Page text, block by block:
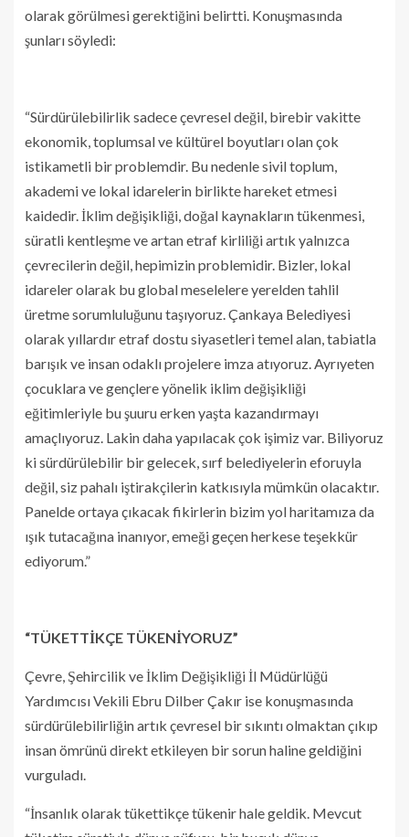
olarak görülmesi gerektiğini belirtti. Konuşmasında
şunları söyledi:
“Sürdürülebilirlik sadece çevresel değil, birebir vakitte
ekonomik, toplumsal ve kültürel boyutları olan çok
istikametli bir problemdir. Bu nedenle sivil toplum,
akademi ve lokal idarelerin birlikte hareket etmesi
kaidedir. İklim değişikliği, doğal kaynakların tükenmesi,
süratli kentleşme ve artan etraf kirliliği artık yalnızca
çevrecilerin değil, hepimizin problemidir. Bizler, lokal
idareler olarak bu global meselelere yerelden tahlil
üretme sorumluluğunu taşıyoruz. Çankaya Belediyesi
olarak yıllardır etraf dostu siyasetleri temel alan, tabiatla
barışık ve insan odaklı projelere imza atıyoruz. Ayrıyeten
çocuklara ve gençlere yönelik iklim değişikliği
eğitimleriyle bu şuuru erken yaşta kazandırmayı
amaçlıyoruz. Lakin daha yapılacak çok işimiz var. Biliyoruz
ki sürdürülebilir bir gelecek, sırf belediyelerin eforuyla
değil, siz pahalı iştirakçilerin katkısıyla mümkün olacaktır.
Panelde ortaya çıkacak fikirlerin bizim yol haritamıza da
ışık tutacağına inanıyor, emeği geçen herkese teşekkür
ediyorum.”
“TÜKETTİKÇE TÜKENİYORUZ”
Çevre, Şehircilik ve İklim Değişikliği İl Müdürlüğü
Yardımcısı Vekili Ebru Dilber Çakır ise konuşmasında
sürdürülebilirliğin artık çevresel bir sıkıntı olmaktan çıkıp
insan ömrünü direkt etkileyen bir sorun haline geldiğini
vurguladı.
“İnsanlık olarak tükettikçe tükenir hale geldik. Mevcut